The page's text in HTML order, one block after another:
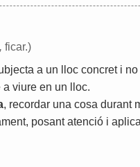
ficar.)
a un lloc concret i no
a viure en un lloc.
, recordar una cosa durant
, posant atenció i